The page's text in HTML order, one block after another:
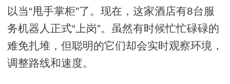
以当“甩手掌柜”了。现在，这家酒店有8台服
务机器人正式“上岗”。虽然有时候忙忙碌碌的
难免扎堆，但聪明的它们却会实时观察环境，
调整路线和速度。